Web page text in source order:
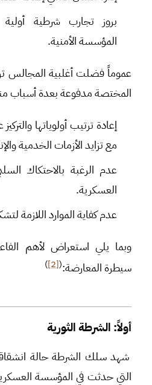
بروز تجارب شرطية
المؤسسة الأمنية.
عموماً فضلت أغلبية المجالس
المختصة مدفوعة بعدة أسباب
إعادة ترتيب أولوياتها
مع تزايد الأزمات الخدمية
عدم الرغبة بالاحتكاك
العسكرية.
عدم كفاية الموارد اللازمة
وبما يلي استعراض لأهم
سيطرة المعارضة:(
[2]
)
أولاً: الشرطة الثورية
شهد سلك الشرطة حالة
التي حدثت في المؤسسة